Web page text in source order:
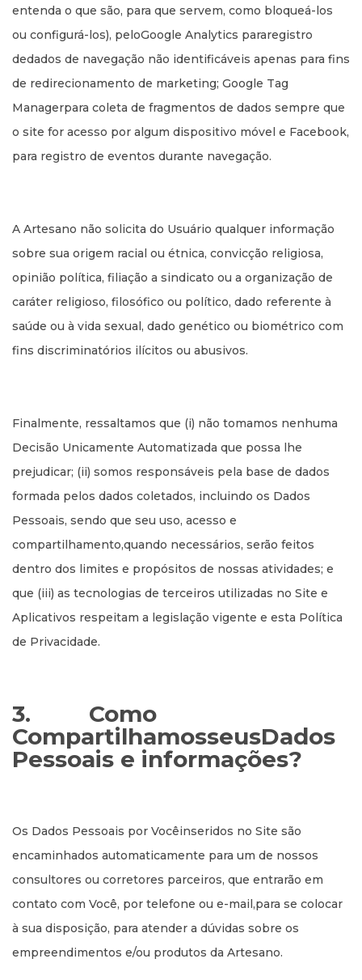
entenda o que são, para que servem, como bloqueá-los
ou configurá-los), peloGoogle Analytics pararegistro
dedados de navegação não identificáveis apenas para fins
de redirecionamento de marketing; Google Tag
Managerpara coleta de fragmentos de dados sempre que
o site for acesso por algum dispositivo móvel e Facebook,
para registro de eventos durante navegação.
A Artesano não solicita do Usuário qualquer informação
sobre sua origem racial ou étnica, convicção religiosa,
opinião política, filiação a sindicato ou a organização de
caráter religioso, filosófico ou político, dado referente à
saúde ou à vida sexual, dado genético ou biométrico com
fins discriminatórios ilícitos ou abusivos.
Finalmente, ressaltamos que (i) não tomamos nenhuma
Decisão Unicamente Automatizada que possa lhe
prejudicar; (ii) somos responsáveis pela base de dados
formada pelos dados coletados, incluindo os Dados
Pessoais, sendo que seu uso, acesso e
compartilhamento,quando necessários, serão feitos
dentro dos limites e propósitos de nossas atividades; e
que (iii) as tecnologias de terceiros utilizadas no Site e
Aplicativos respeitam a legislação vigente e esta Política
de Privacidade.
3. Como
CompartilhamosseusDados
Pessoais e informações?
Os Dados Pessoais por Vocêinseridos no Site são
encaminhados automaticamente para um de nossos
consultores ou corretores parceiros, que entrarão em
contato com Você, por telefone ou e-mail,para se colocar
à sua disposição, para atender a dúvidas sobre os
empreendimentos e/ou produtos da Artesano.